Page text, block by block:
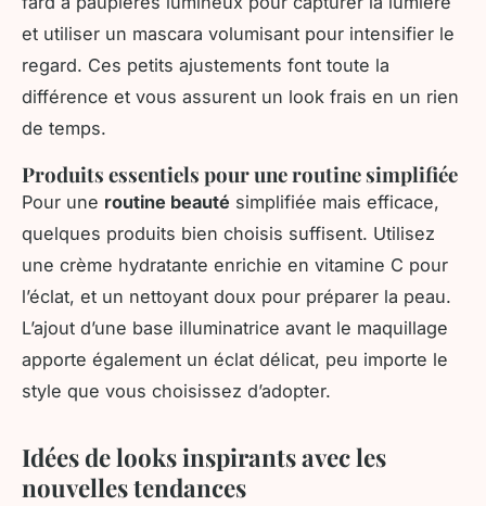
et utiliser un mascara volumisant pour intensifier le
regard. Ces petits ajustements font toute la
différence et vous assurent un look frais en un rien
de temps.
Produits essentiels pour une routine simplifiée
Pour une routine beauté simplifiée mais efficace,
quelques produits bien choisis suffisent. Utilisez
une crème hydratante enrichie en vitamine C pour
l’éclat, et un nettoyant doux pour préparer la peau.
L’ajout d’une base illuminatrice avant le maquillage
apporte également un éclat délicat, peu importe le
style que vous choisissez d’adopter.
Idées de looks inspirants avec les
nouvelles tendances